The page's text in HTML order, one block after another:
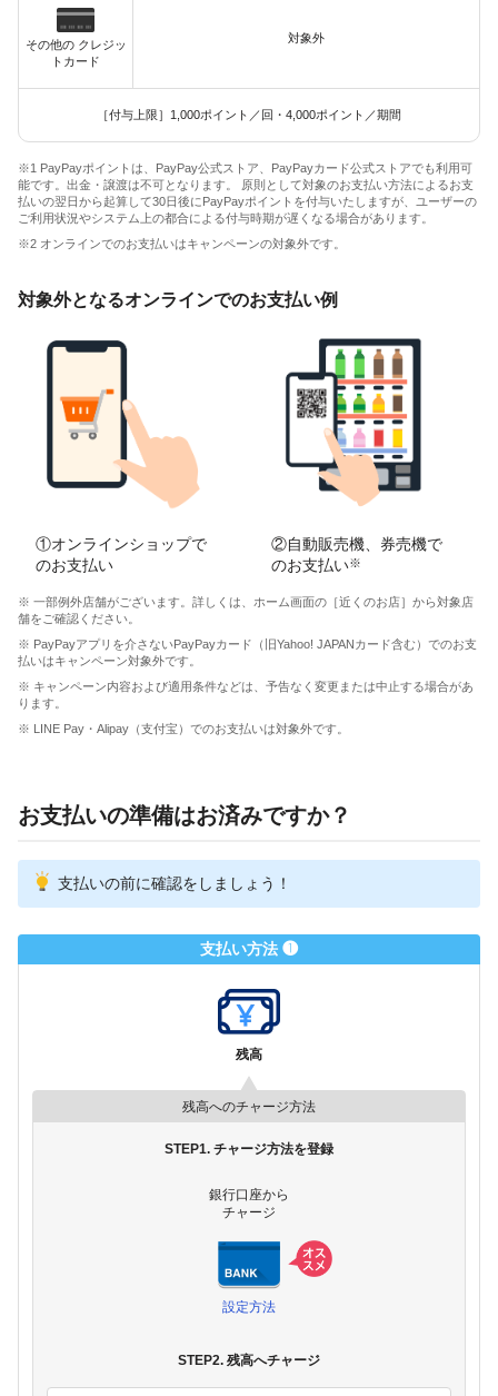
その他の クレジッ
トカード
対象外
［付与上限］1,000ポイント／回・4,000ポイント／期間
※1 PayPayポイントは、PayPay公式ストア、PayPayカード公式ストアでも利用可
能です。出金・譲渡は不可となります。 原則として対象のお支払い方法によるお支
払いの翌日から起算して30日後にPayPayポイントを付与いたしますが、ユーザーの
ご利用状況やシステム上の都合による付与時期が遅くなる場合があります。
※2 オンラインでのお支払いはキャンペーンの対象外です。
対象外となるオンラインでのお支払い例
①オンラインショップで
のお支払い
②自動販売機、券売機で
のお支払い※
※ 一部例外店舗がございます。詳しくは、ホーム画面の［近くのお店］から対象店
舗をご確認ください。
※ PayPayアプリを介さないPayPayカード（旧Yahoo! JAPANカード含む）でのお支
払いはキャンペーン対象外です。
※ キャンペーン内容および適用条件などは、予告なく変更または中止する場合があ
ります。
※ LINE Pay・Alipay（支付宝）でのお支払いは対象外です。
お支払いの準備はお済みですか？
支払いの前に確認をしましょう！
支払い方法 ❶
残高
残高へのチャージ方法
STEP1. チャージ方法を登録
銀行口座から
チャージ
設定方法
STEP2. 残高へチャージ